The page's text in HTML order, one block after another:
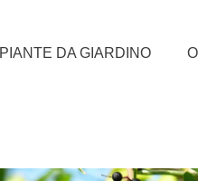
PIANTE DA GIARDINO